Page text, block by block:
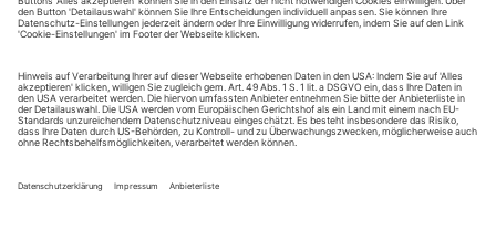
Zedler Arleen Auger...
Unbeirrbares Stilgefühl
Krassimira Stoyanova präsentiert post festum das beste Recital des
Verdi-Jubiläumsjahres
Im Parterre des großen Schallplattengeschäfts in Wiens